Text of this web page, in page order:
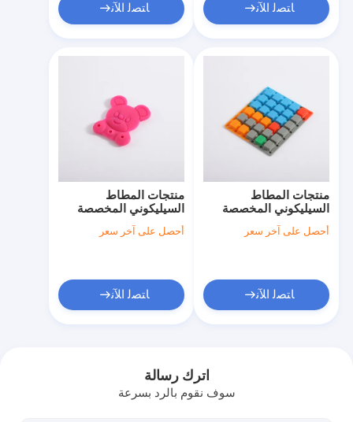
ﺎﺘﺼﻟ ﺍﻶﻧ ﺎﺘﺼﻟ ﺍﻶﻧ
منتجات المطاط
السيليكوني المخصصة
أحصل على آخر سعر
ﺎﺘﺼﻟ ﺍﻶﻧ
منتجات المطاط
السيليكوني المخصصة
أحصل على آخر سعر
ﺎﺘﺼﻟ ﺍﻶﻧ
اترك رسالة
سوف نقوم بالرد بسرعة